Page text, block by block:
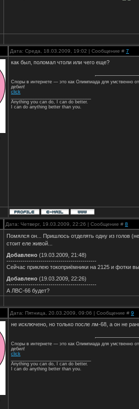
Дата: Среда, 18.03.2009, 19:02 | Сообщение # 7
как был, поломал чтоли или чего еще?
Споры в интернете — это как Олимпиада для умственно
дебил!
click
Anything you can do, I can do better.
I can do anything better than you.
Дата: Четверг, 19.03.2009, 22:26 | Сообщение # 8
Помялся он... Пришлось отделять одну из голов
стоит еле живой...
Добавлено (19.03.2009, 21:48)
---------------------------------------------
Сейчас приклею токоприёмники на 2125 и фотки
Добавлено (19.03.2009, 22:26)
---------------------------------------------
А ЛВС-66 будет?
Дата: Пятница, 20.03.2009, 09:06 | Сообщение # 9
не исключено, но только после лм-68, а он не
Споры в интернете — это как Олимпиада для умственно
дебил!
click
Anything you can do, I can do better.
I can do anything better than you.